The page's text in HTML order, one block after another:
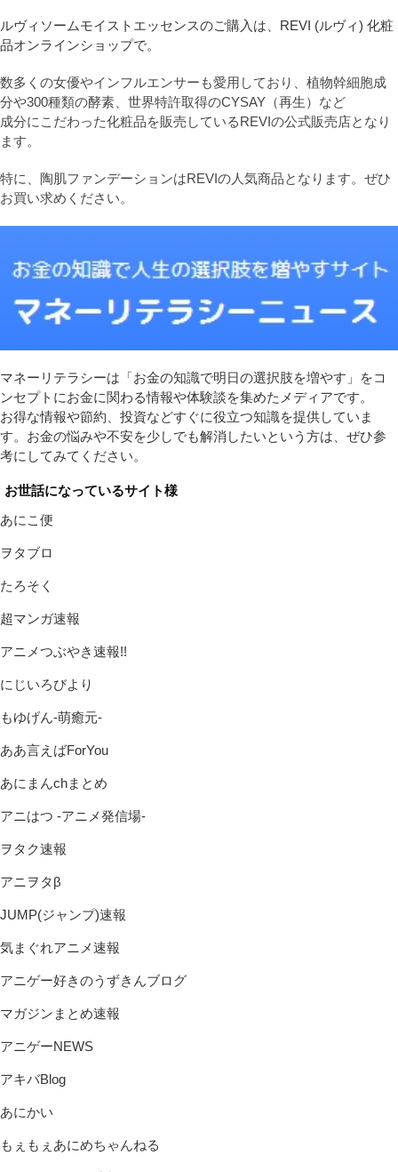
ルヴィソームモイストエッセンスのご購入は、REVI (ルヴィ) 化粧
品オンラインショップで。
数多くの女優やインフルエンサーも愛用しており、植物幹細胞成
分や300種類の酵素、世界特許取得のCYSAY（再生）など
成分にこだわった化粧品を販売しているREVIの公式販売店となり
ます。
特に、陶肌ファンデーションはREVIの人気商品となります。ぜひ
お買い求めください。
マネーリテラシーは「お金の知識で明日の選択肢を増やす」をコ
ンセプトにお金に関わる情報や体験談を集めたメディアです。
お得な情報や節約、投資などすぐに役立つ知識を提供していま
す。お金の悩みや不安を少しでも解消したいという方は、ぜひ参
考にしてみてください。
お世話になっているサイト様
あにこ便
ヲタブロ
たろそく
超マンガ速報
アニメつぶやき速報!!
にじいろびより
もゆげん-萌癒元-
ああ言えばForYou
あにまんchまとめ
アニはつ -アニメ発信場-
ヲタク速報
アニヲタβ
JUMP(ジャンプ)速報
気まぐれアニメ速報
アニゲー好きのうずきんブログ
マガジンまとめ速報
アニゲーNEWS
アキバBlog
あにかい
もぇもぇあにめちゃんねる